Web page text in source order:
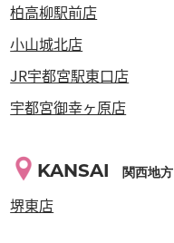
柏高柳駅前店
小山城北店
JR宇都宮駅東口店
宇都宮御幸ヶ原店
KANSAI 関西地方
堺東店